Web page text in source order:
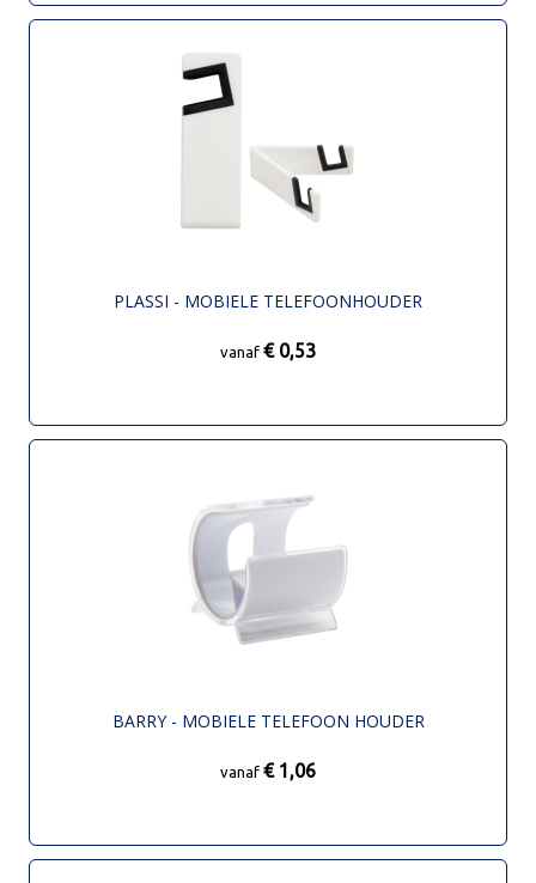
PLASSI - MOBIELE TELEFOONHOUDER
vanaf € 0,53
BARRY - MOBIELE TELEFOON HOUDER
vanaf € 1,06